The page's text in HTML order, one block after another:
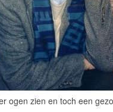
ogen zien en toch een